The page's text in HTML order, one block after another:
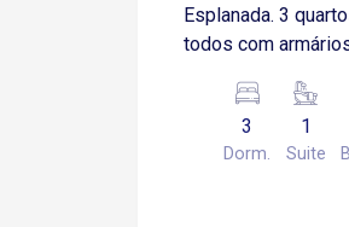
Esplanada. 3
todos com
condicionado
na cozinha
Churrasqueira
3
Dorm.
1
Suite